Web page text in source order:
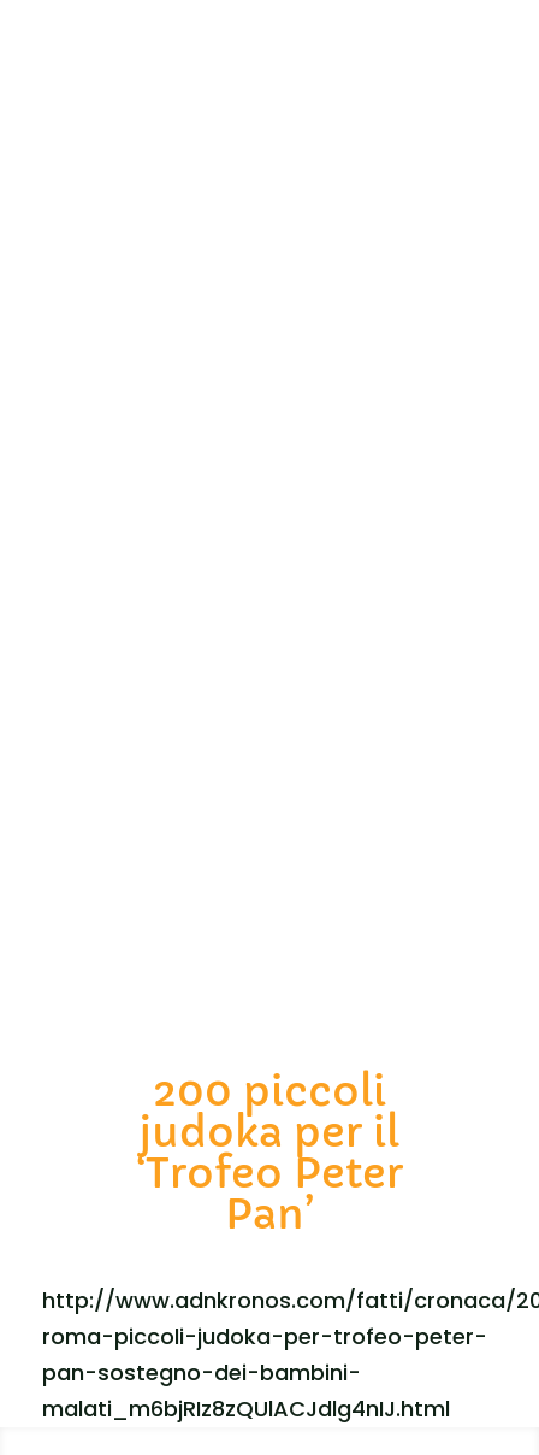
200 piccoli
judoka per il
‘Trofeo Peter
Pan’
http://www.adnkronos.com/fatti/cronaca/
roma-piccoli-judoka-per-trofeo-peter-
pan-sostegno-dei-bambini-
malati_m6bjRIz8zQUlACJdlg4nIJ.html